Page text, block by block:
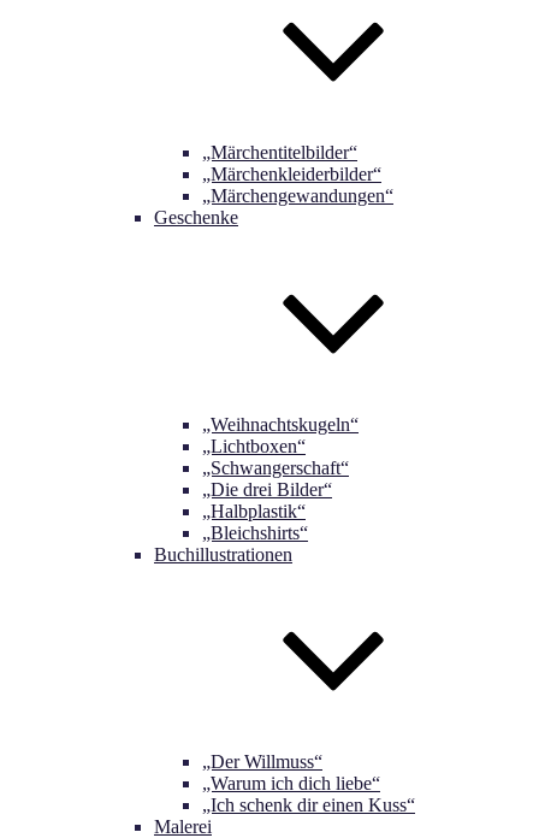
„Märchentitelbilder“
„Märchenkleiderbilder“
„Märchengewandungen“
Geschenke
„Weihnachtskugeln“
„Lichtboxen“
„Schwangerschaft“
„Die drei Bilder“
„Halbplastik“
„Bleichshirts“
Buchillustrationen
„Der Willmuss“
„Warum ich dich liebe“
„Ich schenk dir einen Kuss“
Malerei